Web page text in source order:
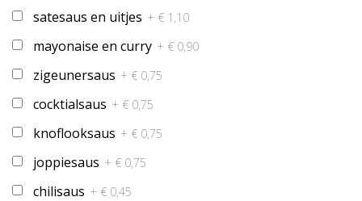
satesaus en uitjes + € 1,10
mayonaise en curry + € 0,90
zigeunersaus + € 0,75
cocktialsaus + € 0,75
knoflooksaus + € 0,75
joppiesaus + € 0,75
chilisaus + € 0,45